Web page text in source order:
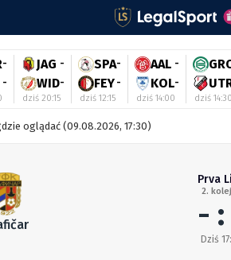
-
-
JAG -
WID-
dziś 20:15
SPA-
FEY-
dziś 12:15
AAL -
KOL-
dziś 14:00 dziś 14:30
oglądać (09.08.2026, 17:30)
Prva
2.
-
Dziś